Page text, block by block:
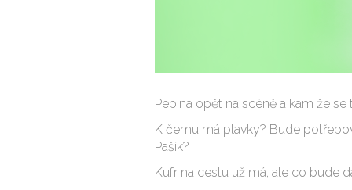
Pepina opět na scéně a kam že se
K čemu má plavky? Bude
Pašík?
Kufr na cestu už má, ale co bude